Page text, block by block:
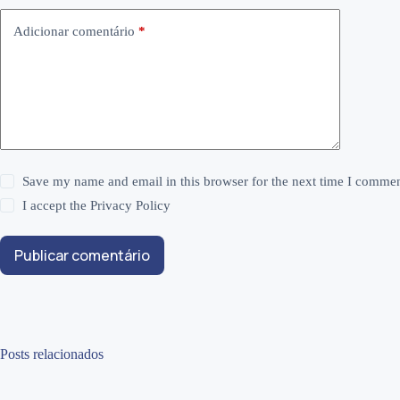
Adicionar comentário *
Save my name and email in this browser for the next time I
I accept thePrivacy Policy
Publicar comentário
Posts relacionados